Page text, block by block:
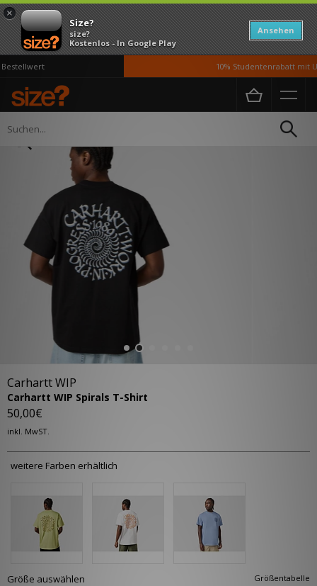
×
Size?
size?
Kostenlos - In Google Play
Ansehen
10% Studentenrabatt mit
Home Herren
Carhartt WIP
Carhartt WIP Spirals T-Shirt
50,00€
inkl. MwST.
weitere Farben erhältlich
Größentabelle
Größe auswählen